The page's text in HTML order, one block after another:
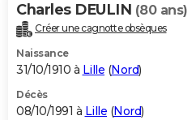
Charles DEULIN (80 ans)
Créer une cagnotte obsèques
Naissance
31/10/1910 à Lille (Nord)
Décès
08/10/1991 à Lille (Nord)